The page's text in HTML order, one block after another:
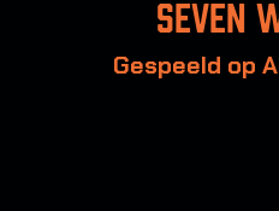
Seven
Gespeeld op